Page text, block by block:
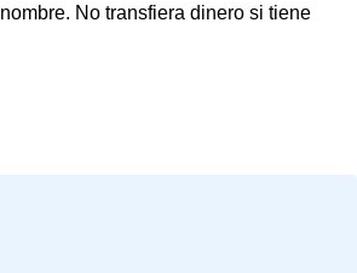
No transfiera dinero si tiene